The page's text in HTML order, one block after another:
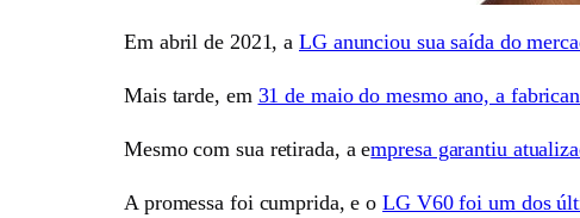
Em abril de 2021, a LG anunciou sua saída do
Mais tarde, em 31 de maio do mesmo ano, a
Mesmo com sua retirada, a empresa garantiu
A promessa foi cumprida, e oLG V60 foi um dos